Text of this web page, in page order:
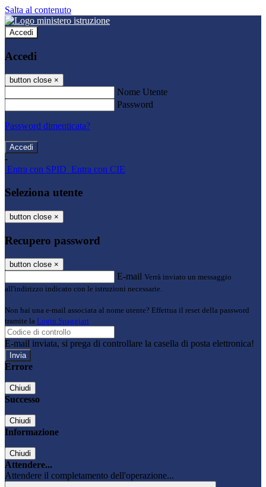
Salta al contenuto
Accedi
Accedi
button close ×
Nome Utente
Password
Password dimenticata?
-
Entra con SPID Entra con CIE
Seleziona utente
button close ×
Recupero password
button close ×
E-mail Verrà inviato un messaggio
all'indirizzo indicato con le istruzioni necessarie.
Non hai una e-mail associata al nome utente? Effettua il reset della password
tramite la Login Spaggiari
E-mail inviata, si prega di controllare la casella di posta elettronica!
Errore
Chiudi
Successo
Chiudi
Informazione
Chiudi
Attendere...
Attendere il completamento dell'operazione...